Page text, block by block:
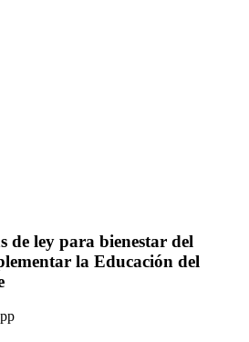
de ley para bienestar del
la Educación del